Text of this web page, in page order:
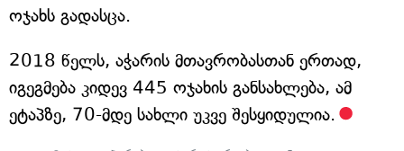
ოჯახს გადასცა.
2018 წელს, აჭარის მთავრობასთან ერთად,
იგეგმება კიდევ 445 ოჯახის განსახლება, ამ
ეტაპზე, 70-მდე სახლი უკვე შესყიდულია.